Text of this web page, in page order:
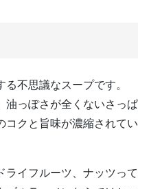
不思議なスープです。
油っぽさが全くないさっぱ
コクと旨味が濃縮されてい
ライフルーツ、ナッツって